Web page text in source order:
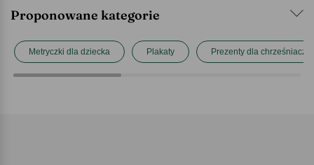
Proponowane kategorie
Metryczki dla dziecka Plakaty Prezenty dla chrześniaczki